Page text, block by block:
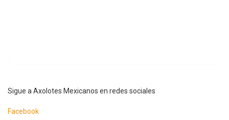
Sigue a Axolotes Mexicanos en redes sociales
Facebook